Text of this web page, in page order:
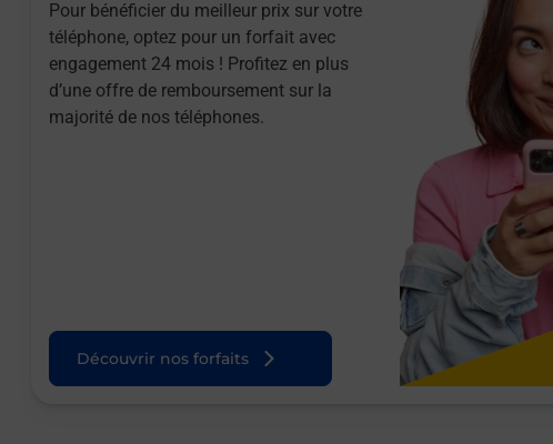
Pour bénéficier du meilleur prix sur votre
téléphone, optez pour un forfait avec
engagement 24 mois ! Profitez en plus
d’une offre de remboursement sur la
majorité de nos téléphones.
Découvrir nos forfaits